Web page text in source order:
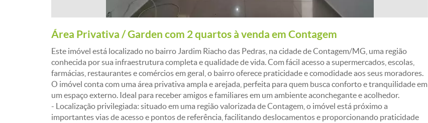
Área Privativa / Garden com 2 quartos à venda em Contagem
Este imóvel está localizado no bairro Jardim Riacho das Pedras, na cidade de Contagem/MG, uma região
conhecida por sua infraestrutura completa e qualidade de vida. Com fácil acesso a supermercados, escolas,
farmácias, restaurantes e comércios em geral, o bairro oferece praticidade e comodidade aos seus moradores.
O imóvel conta com uma área privativa ampla e arejada, perfeita para quem busca conforto e tranquilidade em
um espaço externo. Ideal para receber amigos e familiares em um ambiente aconchegante e acolhedor.
- Localização privilegiada: situado em uma região valorizada de Contagem, o imóvel está próximo a
importantes vias de acesso e pontos de referência, facilitando deslocamentos e proporcionando praticidade